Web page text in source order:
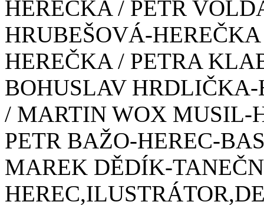
HEREČKA / PETR
HRUBEŠOVÁ-
HEREČKA / PETRA
BOHUSLAV
/ MARTIN WOX MUSIL-
PETR BAŽO-HEREC-
MAREK DĚDÍK-